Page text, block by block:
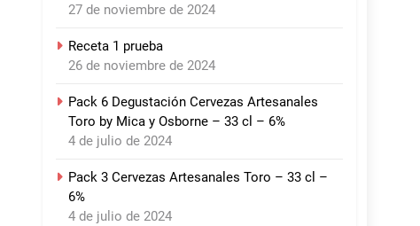
27 de noviembre de 2024
Receta 1 prueba
26 de noviembre de 2024
Pack 6 Degustación Cervezas Artesanales
Toro by Mica y Osborne – 33 cl – 6%
4 de julio de 2024
Pack 3 Cervezas Artesanales Toro – 33 cl –
6%
4 de julio de 2024